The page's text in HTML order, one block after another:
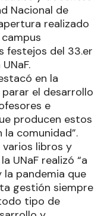
Nacional de
realizado
festejos del 33.er
en la
el desarrollo
e
producen estos
comunidad”.
varios libros y
UNaF realizó “a
pandemia que
gestión siempre
tipo de